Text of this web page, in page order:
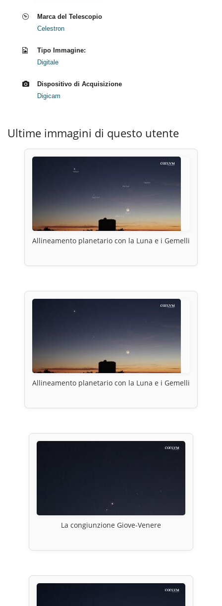
Marca del Telescopio
Celestron
Tipo Immagine:
Digitale
Dispositivo di Acquisizione
Digicam
Ultime immagini di questo utente
Allineamento planetario con la Luna e i Gemelli
Allineamento planetario con la Luna e i Gemelli
La congiunzione Giove-Venere